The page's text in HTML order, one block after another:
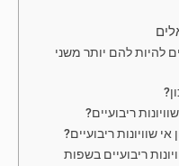
להיות להם יותר משני
ריבועיים?
שוויונות ריבועיים?
ריבועיים בשפות